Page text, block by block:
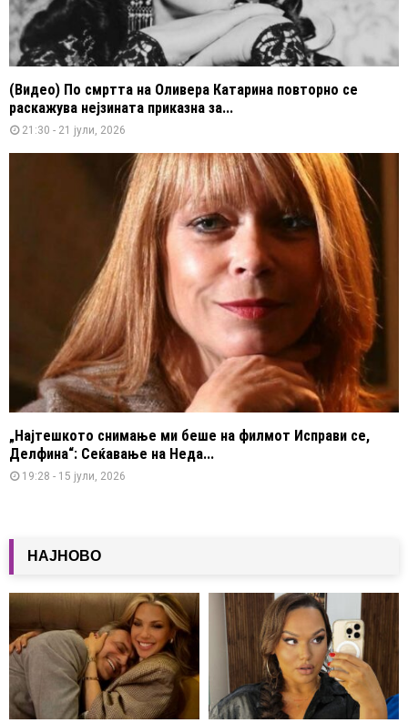
(Видео) По смртта на Оливера Катарина повторно се
раскажува нејзината приказна за...
21:30 - 21 јули, 2026
„Најтешкото снимање ми беше на филмот Исправи се,
Делфина“: Сеќавање на Неда...
19:28 - 15 јули, 2026
НАЈНОВО